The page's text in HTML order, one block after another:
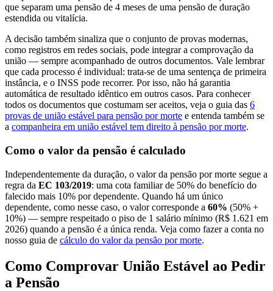
que separam uma pensão de 4 meses de uma pensão de duração
estendida ou vitalícia.
A decisão também sinaliza que o conjunto de provas modernas,
como registros em redes sociais, pode integrar a comprovação da
união — sempre acompanhado de outros documentos. Vale lembrar
que cada processo é individual: trata-se de uma sentença de primeira
instância, e o INSS pode recorrer. Por isso, não há garantia
automática de resultado idêntico em outros casos. Para conhecer
todos os documentos que costumam ser aceitos, veja o guia das 6
provas de união estável para pensão por morte e entenda também se
a companheira em união estável tem direito à pensão por morte.
Como o valor da pensão é calculado
Independentemente da duração, o valor da pensão por morte segue a
regra da EC 103/2019: uma cota familiar de 50% do benefício do
falecido mais 10% por dependente. Quando há um único
dependente, como nesse caso, o valor corresponde a 60% (50% +
10%) — sempre respeitado o piso de 1 salário mínimo (R$ 1.621 em
2026) quando a pensão é a única renda. Veja como fazer a conta no
nosso guia de cálculo do valor da pensão por morte.
Como Comprovar União Estável ao Pedir
a Pensão